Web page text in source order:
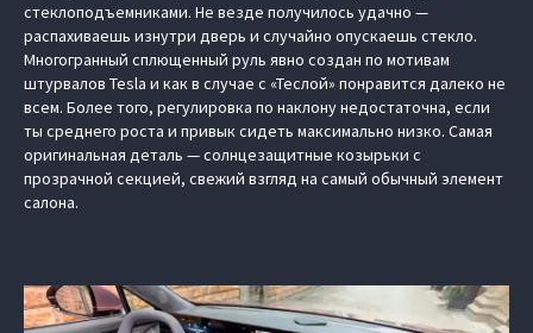
стеклоподъемниками. Не везде получилось удачно —
распахиваешь изнутри дверь и случайно опускаешь стекло.
Многогранный сплющенный руль явно создан по мотивам
штурвалов Tesla и как в случае с «Теслой» понравится далеко не
всем. Более того, регулировка по наклону недостаточна, если
ты среднего роста и привык сидеть максимально низко. Самая
оригинальная деталь — солнцезащитные козырьки с
прозрачной секцией, свежий взгляд на самый обычный элемент
салона.